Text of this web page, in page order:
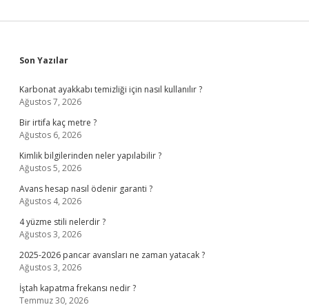
Sidebar
Son Yazılar
Karbonat ayakkabı temizliği için nasıl kullanılır ?
Ağustos 7, 2026
Bir irtifa kaç metre ?
Ağustos 6, 2026
Kimlik bilgilerinden neler yapılabilir ?
Ağustos 5, 2026
Avans hesap nasıl ödenir garanti ?
Ağustos 4, 2026
4 yüzme stili nelerdir ?
Ağustos 3, 2026
2025-2026 pancar avansları ne zaman yatacak ?
Ağustos 3, 2026
İştah kapatma frekansı nedir ?
Temmuz 30, 2026